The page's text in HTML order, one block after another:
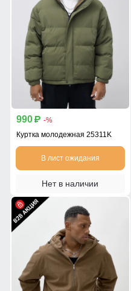
990 p -%
Куртка молодежная 25311K
В лист ожидания
Нет в наличии